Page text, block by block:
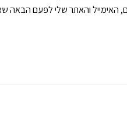
האימייל והאתר שלי לפעם הבאה